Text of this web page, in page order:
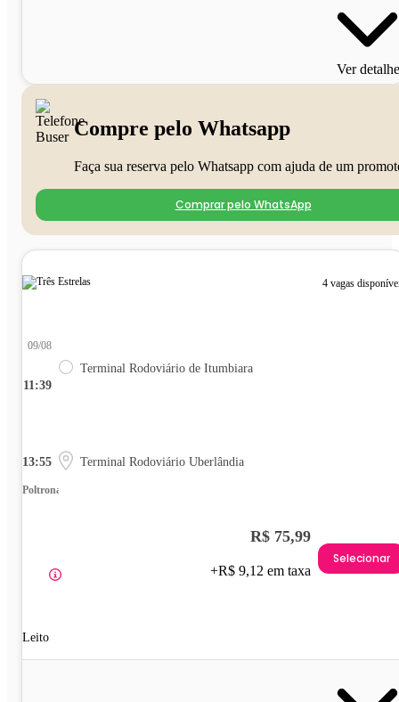
Ver
Compre pelo Whatsapp
Faça sua reserva pelo Whatsapp com ajuda de um
Comprar pelo WhatsApp
4 vagas
11:39
09/08
Terminal Rodoviário de Itumbiara
13:55 Terminal Rodoviário Uberlândia
Poltrona
Leito
R$ 75,99
+R$ 9,12 em taxa
Selecionar